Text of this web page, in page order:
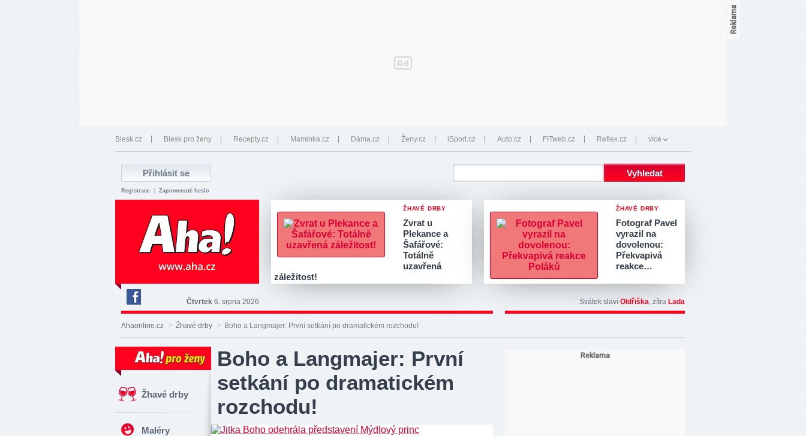
Blesk.cz Blesk pro ženy Recepty.cz Maminka.cz Dáma.cz Ženy.cz iSport.cz Auto.cz FITweb.cz Reflex.cz více
Registrace Zapomenuté heslo
ŽHAVÉ DRBY
Zvrat u
Plekance a
Šafářové:
Totálně
uzavřená
záležitost!
ŽHAVÉ DRBY
Fotograf Pavel
vyrazil na
dovolenou:
Překvapivá
reakce…
Deník
Aha!
na
Čtvrtek 6. srpna 2026 Svátek slaví Oldřiška, zítra Lada
Ahaonline.cz > Žhavé drby > Boho a Langmajer: První setkání po dramatickém rozchodu!
Žhavé drby
Maléry
Boho a Langmajer: První
setkání po dramatickém
rozchodu!